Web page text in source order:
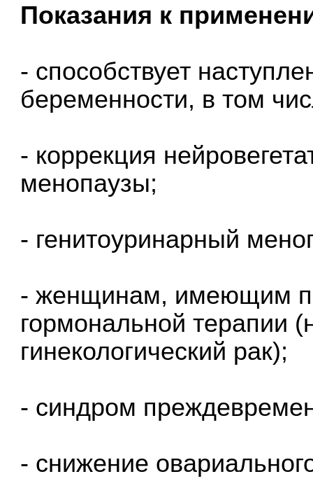
Показания к
- способствует
беременности, в том
- коррекция
менопаузы;
- генитоуринарный
- женщинам, имеющим
гормональной терапии
гинекологический рак);
- синдром
- снижение